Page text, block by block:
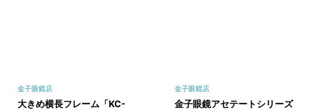
金子眼鏡店
大きめ横長フレーム「KC-
金子眼鏡店
金子眼鏡アセテートシリーズ